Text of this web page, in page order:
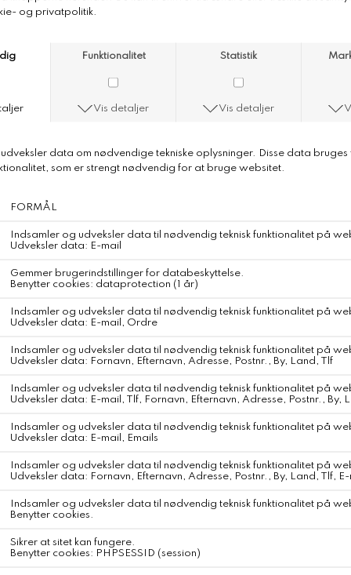
Aiayu Lui Circular Tee
Pure Ecru
genanvendt og økologisk bomuldsjersey.
oversized og regulær pasform med rund hals, korte ærmer og et
broderet aiayu-logo bagpå.
Materiale
50% økologisk bomuld / 50% genanvendt bomuld – Europa
Vores genanvendte bomulder en del af vores forpligtigelse til at
vores ressourceforbrug.
genanvendt pre-consumer bomuld, hvilket gør det muligt for os at
Produceret på en fabrik i Portugal, der er specialiseret i at